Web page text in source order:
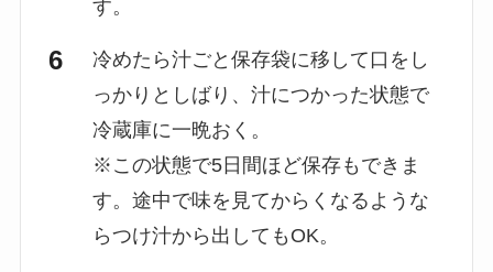
す。
冷めたら汁ごと保存袋に移して口をし
っかりとしばり、汁につかった状態で
冷蔵庫に一晩おく。
※この状態で5日間ほど保存もできま
す。途中で味を見てからくなるような
らつけ汁から出してもOK。